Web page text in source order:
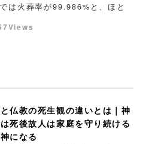
は火葬率が99.986%と、ほと
仏教の死生観の違いとは｜神
死後故人は家庭を守り続ける
になる